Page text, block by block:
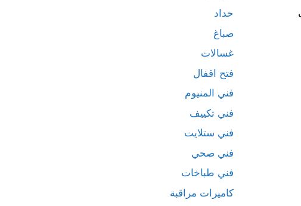
حداد
صباغ
غسالات
فتح اقفال
فني المنيوم
فني تكييف
فني ستلايت
فني صحي
فني طباخات
كاميرات مراقبة